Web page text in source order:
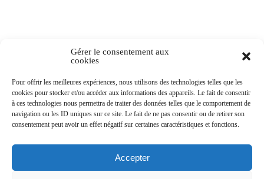
Gérer le consentement aux
cookies
Pour offrir les meilleures expériences, nous utilisons des technologies telles que les
cookies pour stocker et/ou accéder aux informations des appareils. Le fait de consentir
à ces technologies nous permettra de traiter des données telles que le comportement de
navigation ou les ID uniques sur ce site. Le fait de ne pas consentir ou de retirer son
consentement peut avoir un effet négatif sur certaines caractéristiques et fonctions.
Accepter
Newsletters
Abonnez-vous à la newsletter
>